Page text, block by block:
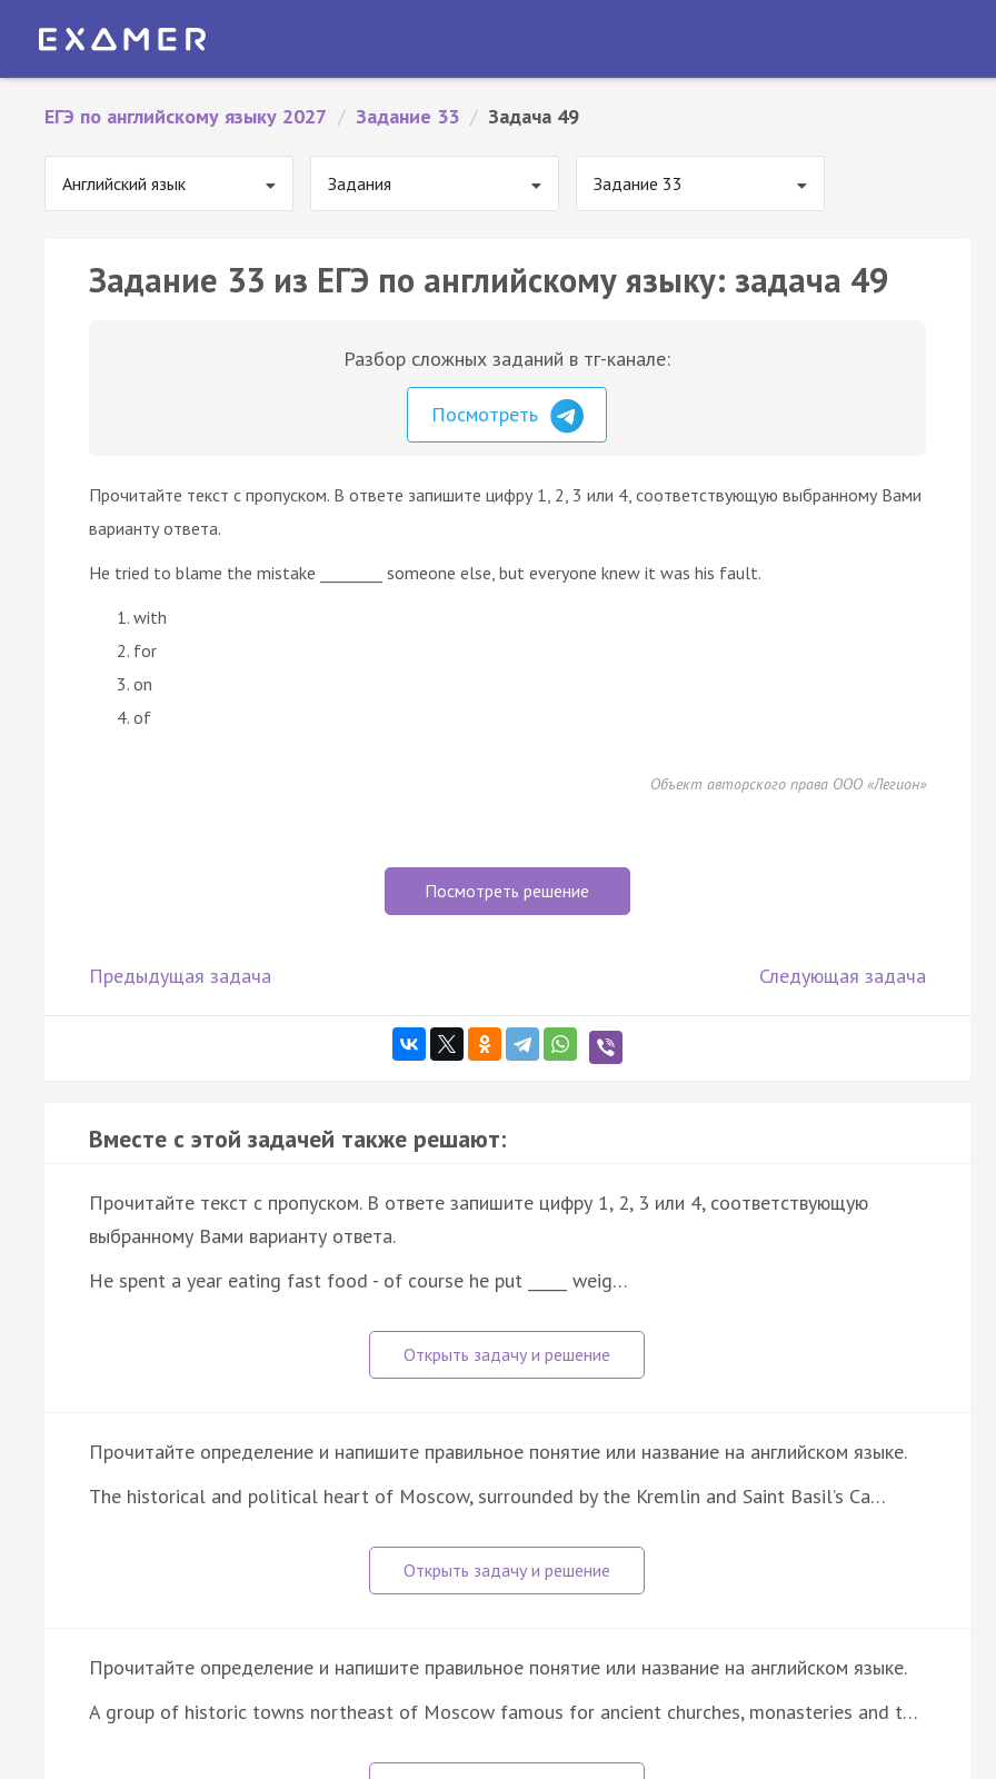
ЕГЭ по английскому языку 2027 / Задание 33 / Задача 49
Английский язык Задания Задание 33
Задание 33 из ЕГЭ по английскому языку: задача 49
Разбор сложных заданий в тг-канале:
Посмотреть
Прочитайте текст с пропуском. В ответе запишите цифру 1, 2, 3 или 4, соответствующую выбранному Вами
варианту ответа.
He tried to blame the mistake ________ someone else, but everyone knew it was his fault.
with
for
on
of
Объект авторского права ООО «Легион»
Посмотреть решение
Предыдущая задача Следующая задача
Вместе с этой задачей также решают:
Прочитайте текст с пропуском. В ответе запишите цифру 1, 2, 3 или 4, соответствующую
выбранному Вами варианту ответа.
He spent a year eating fast food - of course he put _____ weig…
Прочитайте определение и напишите правильное понятие или название на английском языке.
The historical and political heart of Moscow, surrounded by the Kremlin and Saint Basil’s Ca…
Прочитайте определение и напишите правильное понятие или название на английском языке.
A group of historic towns northeast of Moscow famous for ancient churches, monasteries and t…